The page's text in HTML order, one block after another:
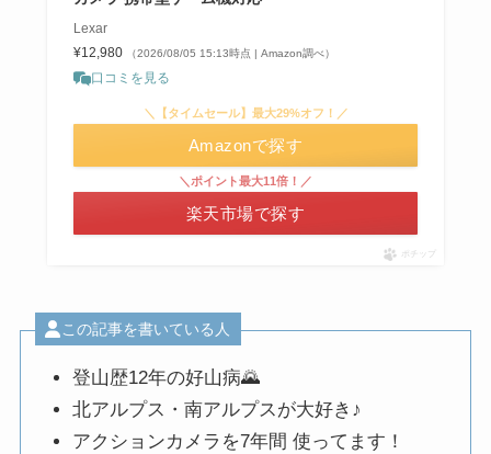
Lexar
¥12,980
（2026/08/05 15:13時点 | Amazon調べ）
口コミを見る
＼【タイムセール】最大29%オフ！／
Amazonで探す
＼ポイント最大11倍！／
楽天市場で探す
ポチップ
この記事を書いている人
登山歴12年の好山病🌄
北アルプス・南アルプスが大好き♪
アクションカメラを7年間 使ってます！